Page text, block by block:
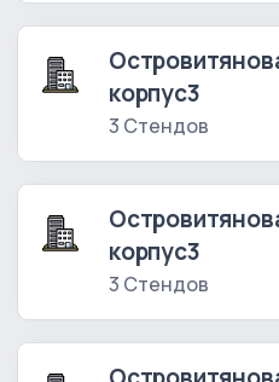
корпус3
3 Стендов
корпус3
3 Стендов